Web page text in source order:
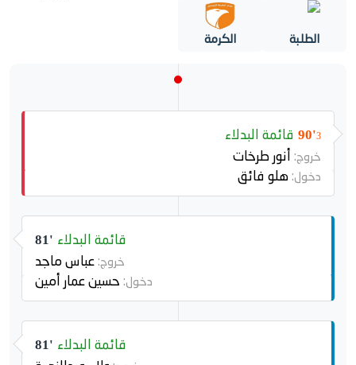
الطلبة الكرمة
90'3 قائمة البدلاء
خروج: أنور طرخات
دخول:هلو فائق
81' قائمة البدلاء
خروج:عباس ماجد
دخول: حسين عمار أمين
81' قائمة البدلاء